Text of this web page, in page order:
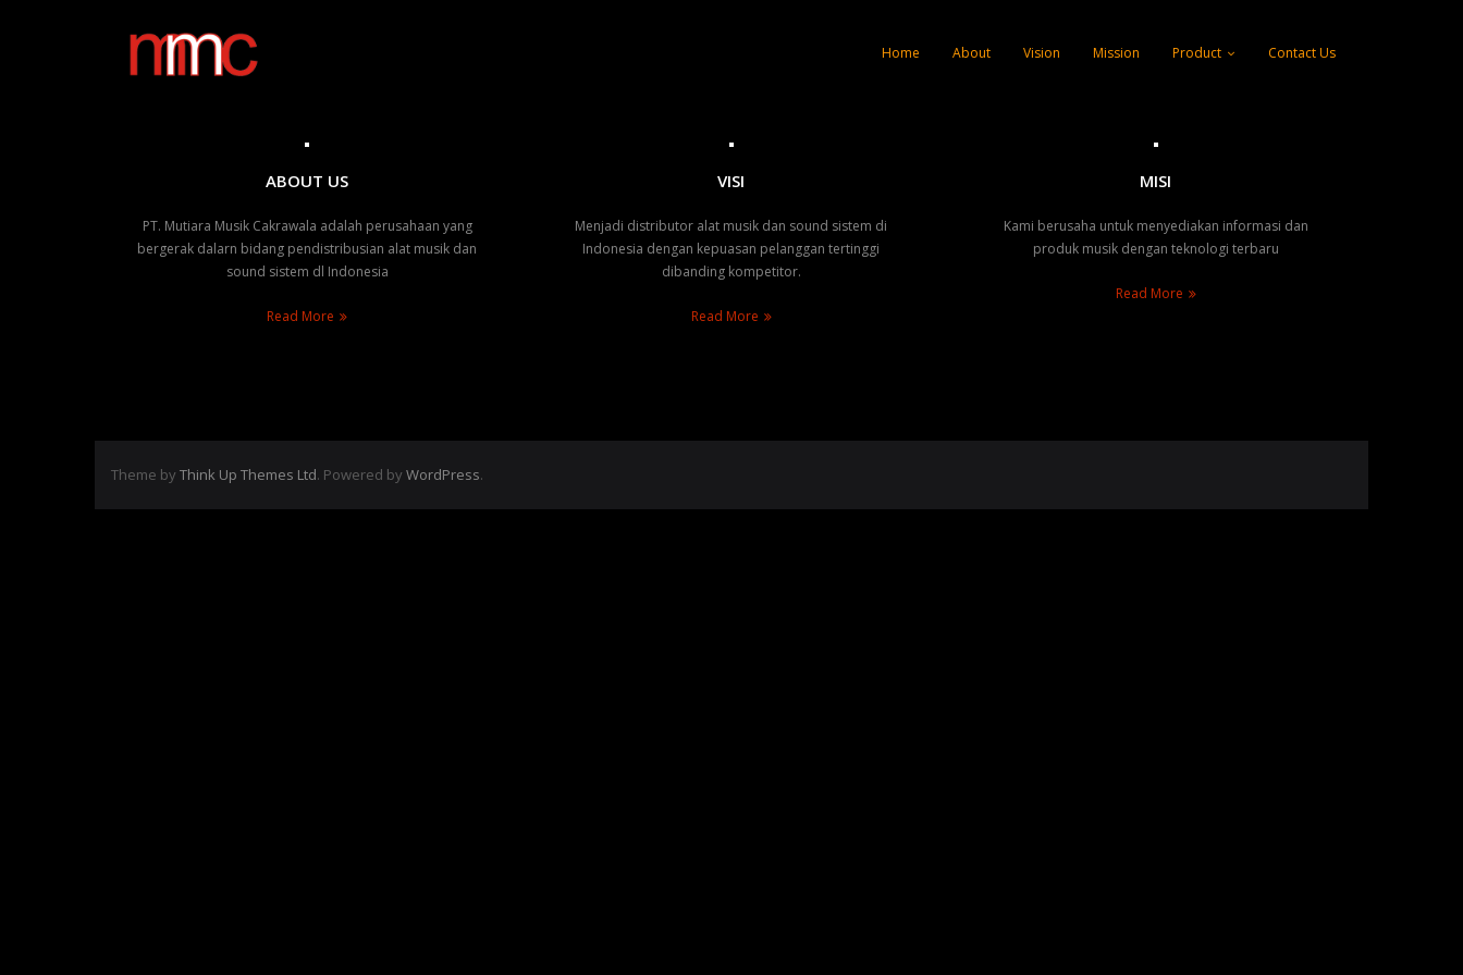
Home About Vision Mission Product Contact Us
ABOUT US
PT. Mutiara Musik Cakrawala adalah perusahaan yang
bergerak dalarn bidang pendistribusian alat musik dan
sound sistem dl Indonesia
Read More
VISI
Menjadi distributor alat musik dan sound sistem di
Indonesia dengan kepuasan pelanggan tertinggi
dibanding kompetitor.
Read More
MISI
Kami berusaha untuk menyediakan informasi dan
produk musik dengan teknologi terbaru
Read More
Theme by Think Up Themes Ltd. Powered by WordPress.